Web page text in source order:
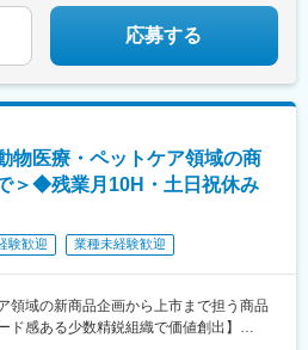
応募する
物医療・ペットケア領域の商
＞◆残業月10H・土日祝休み
験歓迎 業種未経験歓迎
領域の新商品企画から上市まで担う商品
ド感ある少数精鋭組織で価値創出】